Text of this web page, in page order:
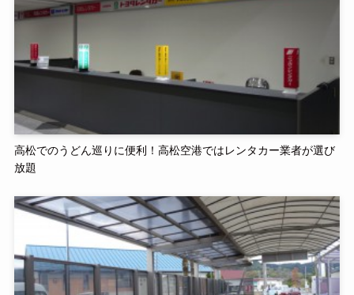
高松でのうどん巡りに便利！高松空港ではレンタカー業者が選び
放題